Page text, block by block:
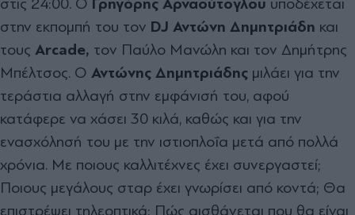
στην εκπομπή του τον DJ Αντώνη Δημητριάδη και
τους Arcade, τον Παύλο Μανώλη και τον Δημήτρης
Μπέλτσος. Ο Αντώνης Δημητριάδης μιλάει για την
τεράστια αλλαγή στην εμφάνισή του, αφού
κατάφερε να χάσει 30 κιλά, καθώς και για την
ενασχόλησή του με την ιστιοπλοΐα μετά από πολλά
χρόνια. Με ποιους καλλιτέχνες έχει συνεργαστεί;
Ποιους μεγάλους σταρ έχει γνωρίσει από κοντά; Θα
επιστρέψει τηλεοπτικά; Πώς αισθάνεται που θα είναι